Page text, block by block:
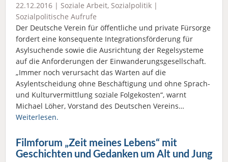
22.12.2016 | Soziale Arbeit, Sozialpolitik |
Sozialpolitische Aufrufe
Der Deutsche Verein für öffentliche und private Fürsorge
fordert eine konsequente Integrationsförderung für
Asylsuchende sowie die Ausrichtung der Regelsysteme
auf die Anforderungen der Einwanderungsgesellschaft.
„Immer noch verursacht das Warten auf die
Asylentscheidung ohne Beschäftigung und ohne Sprach-
und Kulturvermittlung soziale Folgekosten“, warnt
Michael Löher, Vorstand des Deutschen Vereins…
Weiterlesen.
Filmforum „Zeit meines Lebens“ mit
Geschichten und Gedanken um Alt und Jung